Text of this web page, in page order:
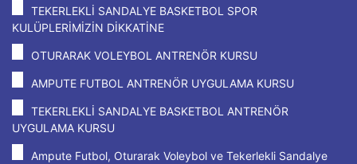
TEKERLEKLİ SANDALYE BASKETBOL SPOR
KULÜPLERİMİZİN DİKKATİNE
OTURARAK VOLEYBOL ANTRENÖR KURSU
AMPUTE FUTBOL ANTRENÖR UYGULAMA KURSU
TEKERLEKLİ SANDALYE BASKETBOL ANTRENÖR
UYGULAMA KURSU
Ampute Futbol, Oturarak Voleybol ve Tekerlekli Sandalye